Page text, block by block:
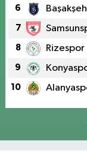
6
7
8 Rizespor
9
10